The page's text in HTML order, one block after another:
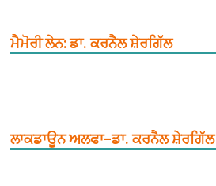
ਮੈਮੋਰੀ ਲੇਨ: ਡਾ. ਕਰਨੈਲ ਸ਼ੇਰਗਿੱਲ
ਲਾਕਡਾਊਨ ਅਲਫਾ–ਡਾ. ਕਰਨੈਲ ਸ਼ੇਰਗਿੱਲ